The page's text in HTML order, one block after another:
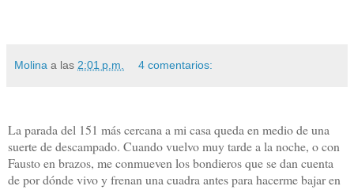
Molina a las 2:01 p.m. 4 comentarios:
La parada del 151 más cercana a mi casa queda en medio de una
suerte de descampado. Cuando vuelvo muy tarde a la noche, o con
Fausto en brazos, me conmueven los bondieros que se dan cuenta
de por dónde vivo y frenan una cuadra antes para hacerme bajar en